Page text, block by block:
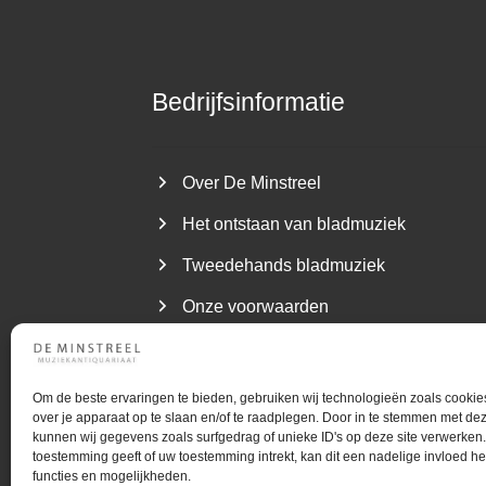
Om de beste ervaringen te bieden, gebruiken wij technologieën zoals
over je apparaat op te slaan en/of te raadplegen. Door in te stemmen met
kunnen wij gegevens zoals surfgedrag of unieke ID's op deze site
toestemming geeft of uw toestemming intrekt, kan dit een nadelige invloed
functies en mogelijkheden.
Bedrijfsinformatie
Over De Minstreel
Het ontstaan van bladmuziek
Tweedehands bladmuziek
Onze voorwaarden
©Gebruiktebladmuziek.nl